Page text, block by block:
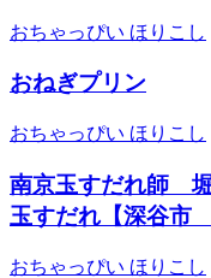
おちゃっぴい ほりこし
おねぎプリン
おちゃっぴい ほりこし
南京玉すだれ師
玉すだれ【深谷市
おちゃっぴい ほりこし